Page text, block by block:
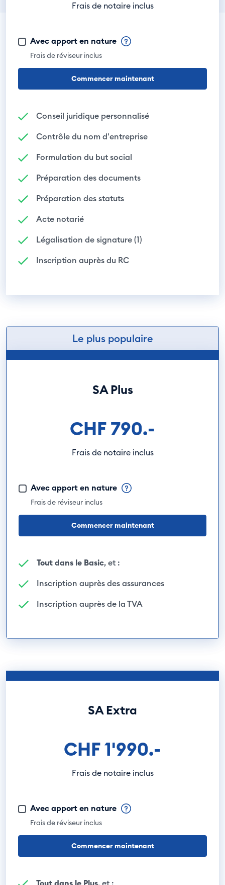
Frais de notaire inclus
Avec apport en nature
Frais de réviseur inclus
Commencer maintenant
Conseil juridique personnalisé
Contrôle du nom d'entreprise
Formulation du but social
Préparation des documents
Préparation des statuts
Acte notarié
Légalisation de signature (1)
Inscription auprès du RC
Le plus populaire
SA Plus
CHF 790.-
Frais de notaire inclus
Avec apport en nature
Frais de réviseur inclus
Commencer maintenant
Tout dans le Basic, et :
Inscription auprès des assurances
Inscription auprès de la TVA
SA Extra
CHF 1'990.-
Frais de notaire inclus
Avec apport en nature
Frais de réviseur inclus
Commencer maintenant
Tout dans le Plus, et :